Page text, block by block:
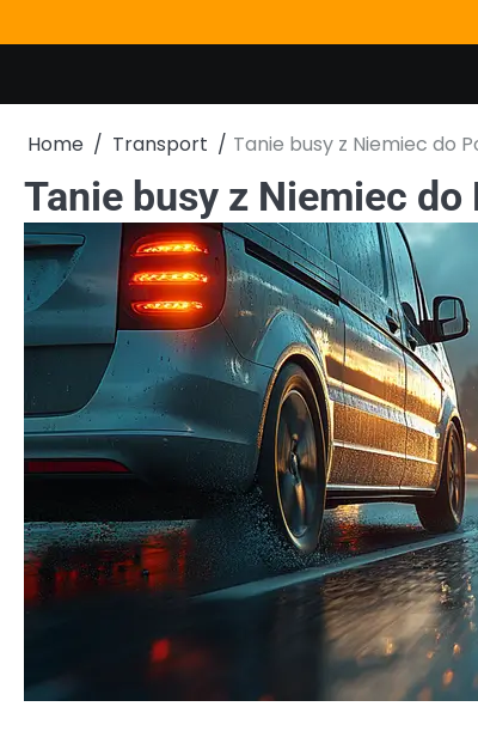
to
Home Transport Tanie busy z Niemiec do
Tanie busy z Niemiec